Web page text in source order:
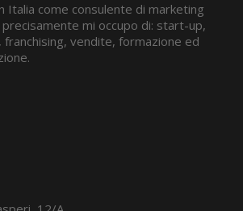
Italia come consulente di marketing
mi occupo di: start-up,
vendite, formazione ed